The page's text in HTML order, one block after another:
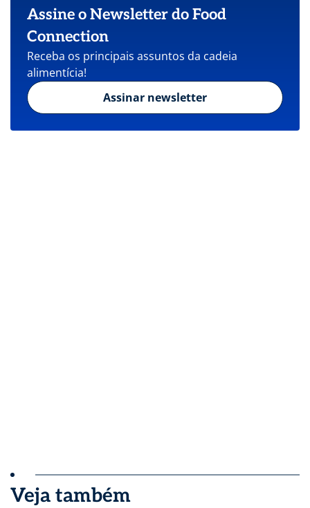
Assine o Newsletter do Food
Connection
Receba os principais assuntos da cadeia
alimentícia!
Assinar newsletter
Veja também